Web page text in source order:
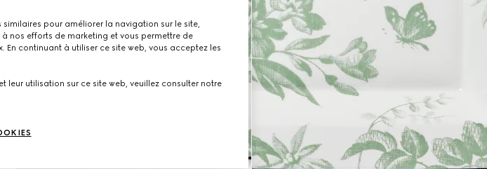
pour améliorer la navigation sur le site,
nos efforts de marketing et vous permettre de
En continuant à utiliser ce site web, vous acceptez les
leur utilisation sur ce site web, veuillez consulter notre